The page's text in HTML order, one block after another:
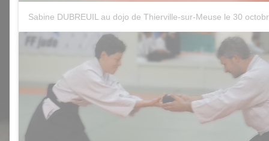
Sabine DUBREUIL au dojo de Thierville-sur-Meuse le 30